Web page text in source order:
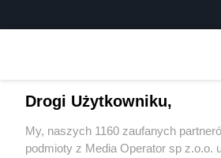
Wydawca mediów lokalnych
Drogi Użytkowniku,
My, naszych 1160 zaufanych
podmioty z Media Operator sp z.o.o.